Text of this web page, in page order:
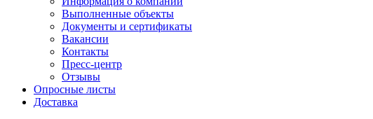
Выполненные объекты
Документы и сертификаты
Вакансии
Контакты
Пресс-центр
Отзывы
Опросные листы
Доставка